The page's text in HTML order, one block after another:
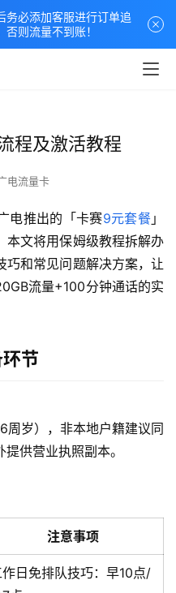
程及激活教程
电流量卡
电推出的「卡赛9元套餐 」
本文将用保姆级教程拆解办
巧和常见问题解决方案，让
流量+100分钟通话的实
节
周岁），非本地户籍建议同
供营业执照副本。
注意事项
日免排队技巧：早10点/
务必添加客服进行订单追
则流量不到账！